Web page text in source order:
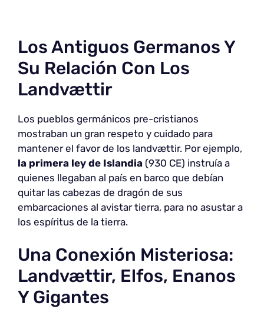
Los Antiguos Germanos Y
Su Relación Con Los
Landvættir
Los pueblos germánicos pre-cristianos
mostraban un gran respeto y cuidado para
mantener el favor de los landvættir. Por ejemplo,
la primera ley de Islandia (930 CE) instruía a
quienes llegaban al país en barco que debían
quitar las cabezas de dragón de sus
embarcaciones al avistar tierra, para no asustar a
los espíritus de la tierra.
Una Conexión Misteriosa:
Landvættir, Elfos, Enanos
Y Gigantes